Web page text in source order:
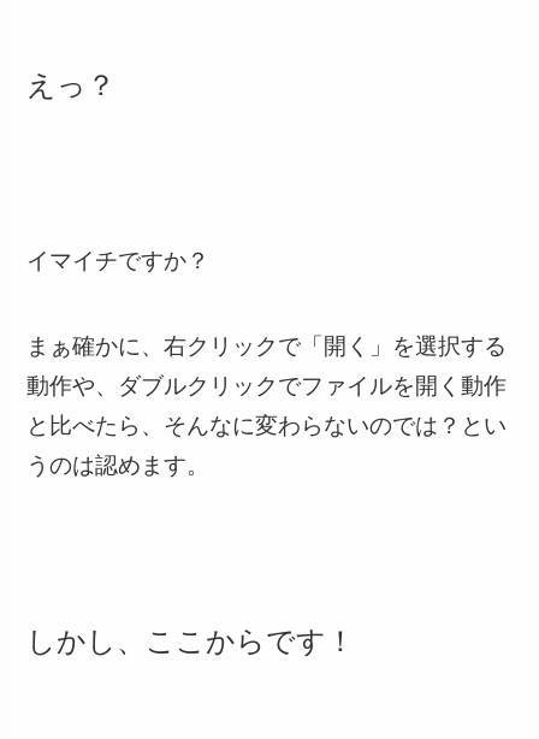
えっ？
イマイチですか？
まぁ確かに、右クリックで「開く」を選択する
動作や、ダブルクリックでファイルを開く動作
と比べたら、そんなに変わらないのでは？とい
うのは認めます。
しかし、ここからです！